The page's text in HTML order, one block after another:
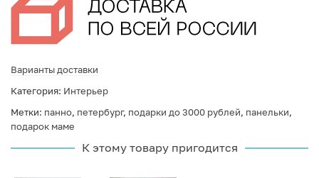
Варианты доставки
Категория: Интерьер
Метки: панно, петербург, подарки до 3000 рублей, панельки,
подарок маме
К этому товару пригодится